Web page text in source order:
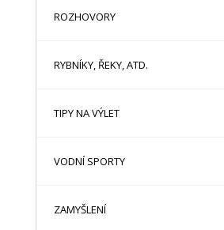
ROZHOVORY
RYBNÍKY, ŘEKY, ATD.
TIPY NA VÝLET
VODNÍ SPORTY
ZAMYŠLENÍ